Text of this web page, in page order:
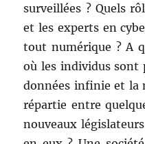
surveillées ? Quels
et les experts en
tout numérique ? A
où les individus sont
données infinie et la
répartie entre
nouveaux